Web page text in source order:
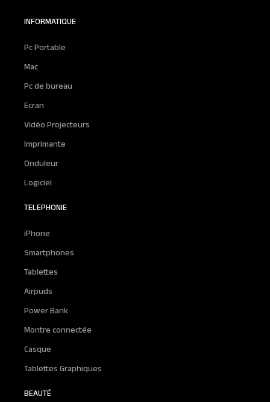
INFORMATIQUE
Pc Portable
Mac
Pc de bureau
Ecran
Vidéo Projecteurs
Imprimante
Onduleur
Logiciel
TELEPHONIE
iPhone
Smartphones
Tablettes
Airpuds
Power Bank
Montre connectée
Casque
Tablettes Graphiques
BEAUTÉ